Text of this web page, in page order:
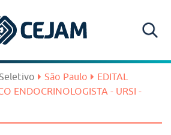
São Paulo
EDITAL
ENDOCRINOLOGISTA - URSI -